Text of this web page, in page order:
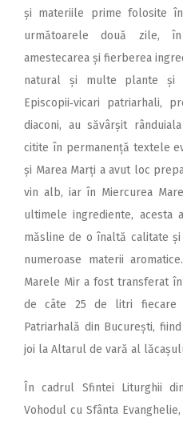
și materiile prime folosite
următoarele două zile,
amestecarea și fierberea
natural și multe plante și
Episcopii‑vicari patriarhali,
diaconi, au săvârșit
citite în permanență textele
și Marea Marți a avut loc
vin alb, iar în Miercurea
ultimele ingrediente, acesta
măsline de o înaltă calitate și
numeroase materii
Marele Mir a fost transferat
de câte 25 de litri fiecare
Patriarhală din București,
joi la Altarul de vară al
În cadrul Sfintei Liturghii
Vohodul cu Sfânta